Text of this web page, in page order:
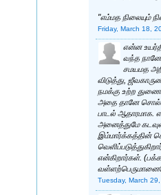
"எம்மத நிலையும்
Friday, March 18,
என்ன
வந்த
சமயமத
விடுத்து,
நமக்கு உற்ற
அதை தானே
பாடல் ஆதாரமாக.
அனைத்துமே
இம்மார்க்கத்தின்
என்கிறார்கள்.
Tuesday, March